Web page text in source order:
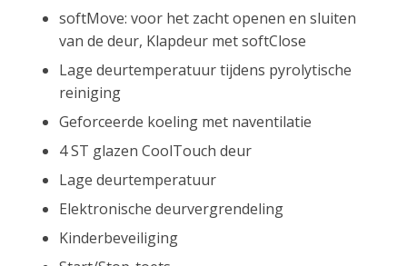
softMove: voor het zacht openen en sluiten
van de deur, Klapdeur met softClose
Lage deurtemperatuur tijdens pyrolytische
reiniging
Geforceerde koeling met naventilatie
4 ST glazen CoolTouch deur
Lage deurtemperatuur
Elektronische deurvergrendeling
Kinderbeveiliging